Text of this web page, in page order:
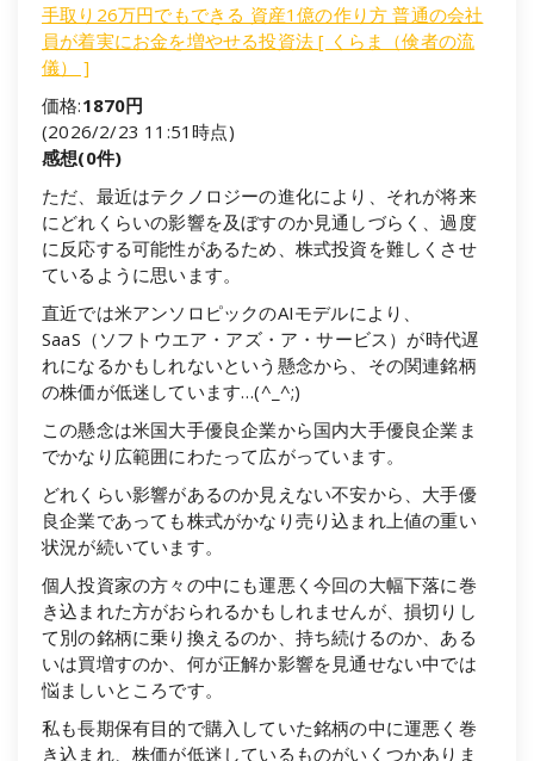
手取り26万円でもできる 資産1億の作り方 普通の会社
員が着実にお金を増やせる投資法 [ くらま（倹者の流
儀） ]
価格:1870円
(2026/2/23 11:51時点)
感想(0件)
ただ、最近はテクノロジーの進化により、それが将来
にどれくらいの影響を及ぼすのか見通しづらく、過度
に反応する可能性があるため、株式投資を難しくさせ
ているように思います。
直近では米アンソロピックのAIモデルにより、
SaaS（ソフトウエア・アズ・ア・サービス）が時代遅
れになるかもしれないという懸念から、その関連銘柄
の株価が低迷しています…(^_^;)
この懸念は米国大手優良企業から国内大手優良企業ま
でかなり広範囲にわたって広がっています。
どれくらい影響があるのか見えない不安から、大手優
良企業であっても株式がかなり売り込まれ上値の重い
状況が続いています。
個人投資家の方々の中にも運悪く今回の大幅下落に巻
き込まれた方がおられるかもしれませんが、損切りし
て別の銘柄に乗り換えるのか、持ち続けるのか、ある
いは買増すのか、何が正解か影響を見通せない中では
悩ましいところです。
私も長期保有目的で購入していた銘柄の中に運悪く巻
き込まれ、株価が低迷しているものがいくつかありま